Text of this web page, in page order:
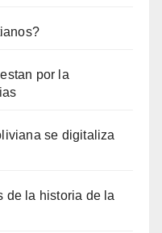
por la
se digitaliza
de la historia de la